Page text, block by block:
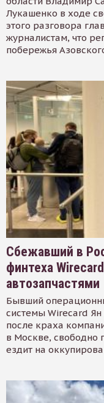
Лукашенко в ходе
этого разговора
журналистам, что
побережья
Сбежавший в
финтеха
автозапчастями
Бывший
системы Wirecard
после краха
в Москве, свободно
ездит на